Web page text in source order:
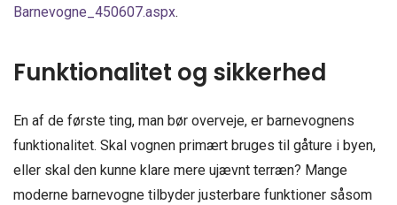
Barnevogne_450607.aspx.
Funktionalitet og sikkerhed
En af de første ting, man bør overveje, er barnevognens
funktionalitet. Skal vognen primært bruges til gåture i byen,
eller skal den kunne klare mere ujævnt terræn? Mange
moderne barnevogne tilbyder justerbare funktioner såsom